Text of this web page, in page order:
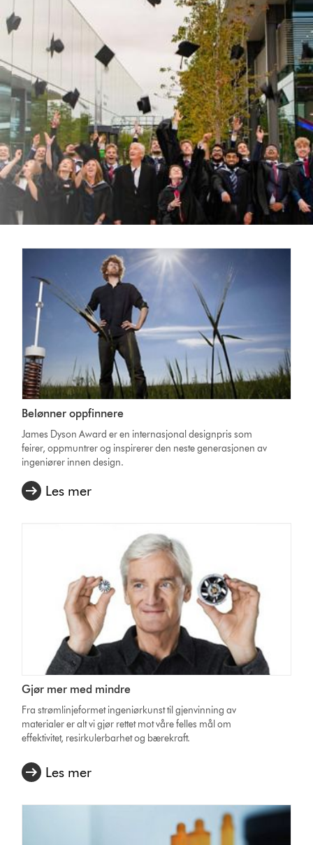
Belønner oppfinnere
James Dyson Award er en internasjonal designpris som
feirer, oppmuntrer og inspirerer den neste generasjonen av
ingeniører innen design.
Les mer
Gjør mer med mindre
Fra strømlinjeformet ingeniørkunst til gjenvinning av
materialer er alt vi gjør rettet mot våre felles mål om
effektivitet, resirkulerbarhet og bærekraft.
Les mer